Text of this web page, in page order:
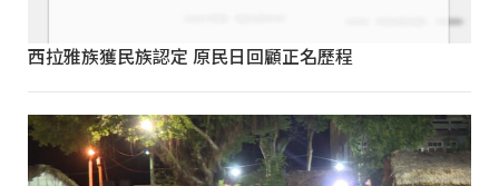
西拉雅族獲民族認定 原民日回顧正名歷程